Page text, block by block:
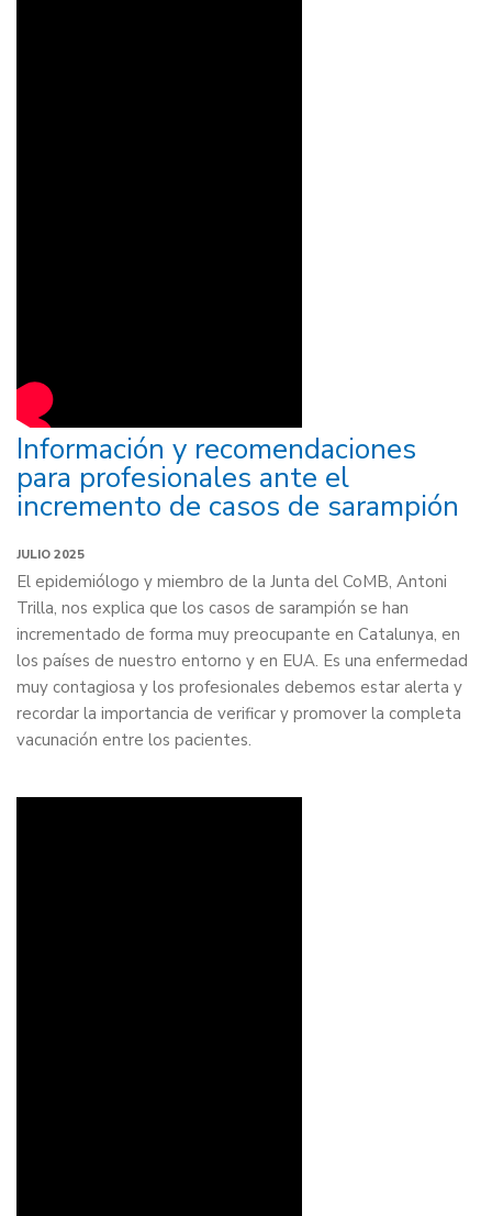
Información y recomendaciones
para profesionales ante el
incremento de casos de sarampión
JULIO 2025
El epidemiólogo y miembro de la Junta del CoMB, Antoni
Trilla, nos explica que los casos de sarampión se han
incrementado de forma muy preocupante en Catalunya, en
los países de nuestro entorno y en EUA. Es una enfermedad
muy contagiosa y los profesionales debemos estar alerta y
recordar la importancia de verificar y promover la completa
vacunación entre los pacientes.